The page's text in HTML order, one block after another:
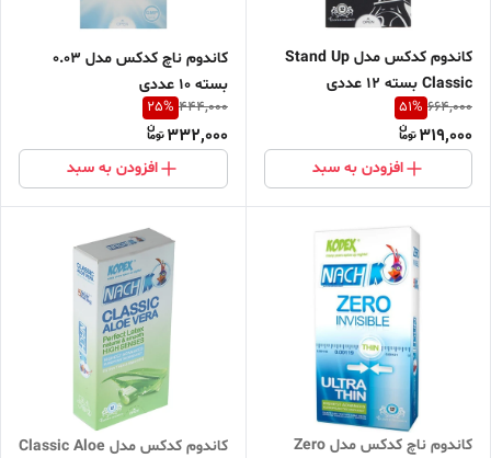
کاندوم کدکس مدل Stand Up
Classic بسته 12 عددی
664,000
51%
319,000
افزودن به سبد
کاندوم ناچ کدکس مدل 0.03
بسته 10 عددی
444,000
25%
332,000
افزودن به سبد
کاندوم ناچ کدکس مدل Zero کاندوم کدکس مدل Classic Aloe